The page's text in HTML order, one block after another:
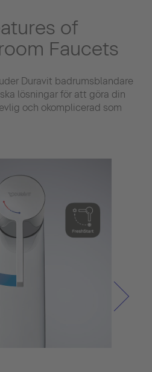
of
Faucets
Duravit badrumsblandare
lösningar för att göra din
och okomplicerad som